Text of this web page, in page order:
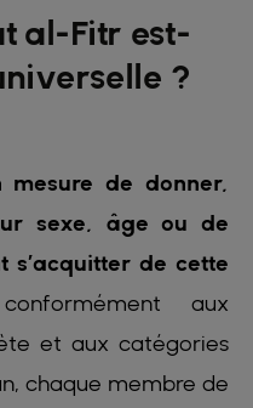
al-Fitr est-
?
mesure de donner,
sexe, âge ou de
s’acquitter de cette
aux
et aux catégories
chaque membre de